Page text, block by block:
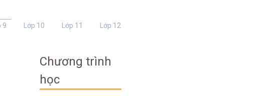
9 Lớp 10 Lớp 11 Lớp 12
Chương trình
học